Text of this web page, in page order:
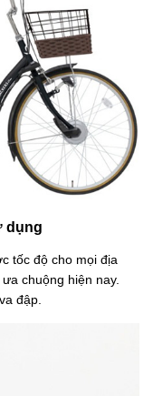
dụng
tốc độ cho mọi địa
chuộng hiện nay.
đập.